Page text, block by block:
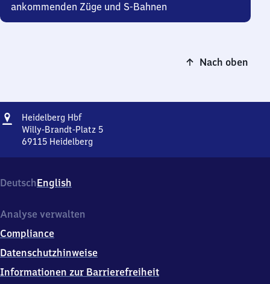
ankommenden Züge und S-Bahnen
Nach oben
Adresse
Heidelberg HbfHeidelberg
Hauptbahnhof
Willy-Brandt-Platz 5
69115 Heidelberg
Willy-
Brandt-
5,
9
1
5
DeutschEnglish
Analyse verwalten
Compliance
Datenschutzhinweise
Informationen zur Barrierefreiheit